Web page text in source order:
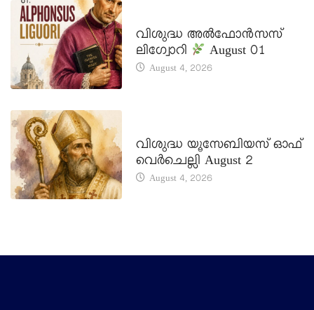
വിശുദ്ധ അൽഫോൻസസ്
ലിഗ്വോറി
August 01
August 4, 2026
വിശുദ്ധ യൂസേബിയസ് ഓഫ്
വെർചെല്ലി August 2
August 4, 2026